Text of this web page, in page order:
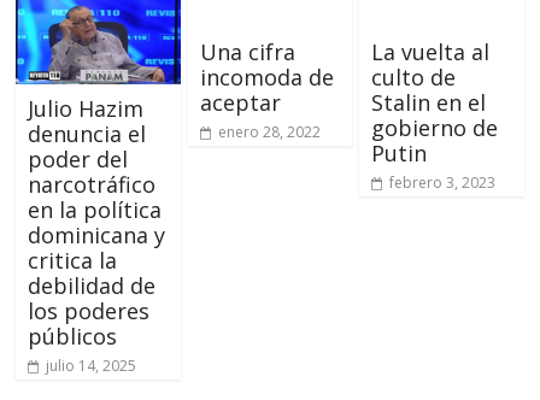
Julio Hazim
denuncia el
poder del
narcotráfico
en la política
dominicana y
critica la
debilidad de
los poderes
públicos
julio 14, 2025
Una cifra
incomoda de
aceptar
enero 28, 2022
La vuelta al
culto de
Stalin en el
gobierno de
Putin
febrero 3, 2023